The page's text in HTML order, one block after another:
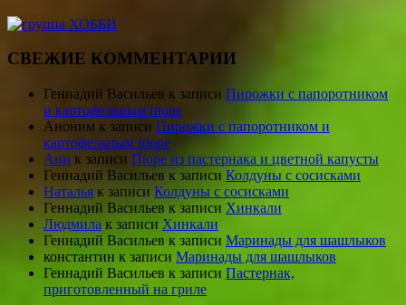
СВЕЖИЕ КОММЕНТАРИИ
Геннадий Васильев к записи Пирожки с папоротником
и картофельным пюре
Аноним к записи Пирожки с папоротником и
картофельным пюре
Ани к записи Пюре из пастернака и цветной капусты
Геннадий Васильев к записи Колдуны с сосисками
Наталья к записи Колдуны с сосисками
Геннадий Васильев к записи Хинкали
Людмила к записи Хинкали
Геннадий Васильев к записи Маринады для шашлыков
константин к записи Маринады для шашлыков
Геннадий Васильев к записи Пастернак,
приготовленный на гриле